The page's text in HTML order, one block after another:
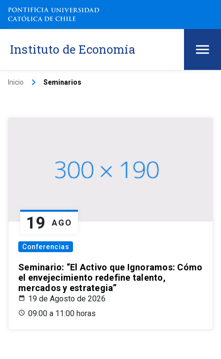
Instituto de Economía
Inicio keyboard_arrow_right Seminarios
19 AGO
Conferencias
Seminario: “El Activo que Ignoramos: Cómo
el envejecimiento redefine talento,
mercados y estrategia”
19 de Agosto de 2026
09:00 a 11:00 horas